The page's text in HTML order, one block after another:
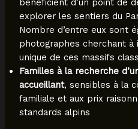
bénéficient d’un point de
explorer les sentiers du
Nombre d’entre eux sont
photographes cherchant à
unique de ces massifs
Familles à la recherche
accueillant, sensibles à la
familiale et aux prix
standards alpins